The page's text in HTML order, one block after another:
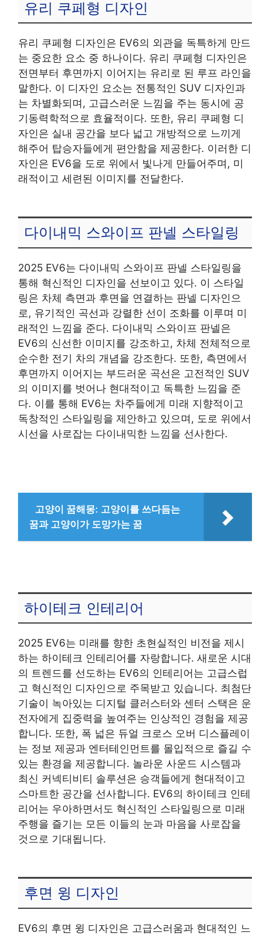
유리 쿠페형 디자인
유리 쿠페형 디자인은 EV6의 외관을 독특하게 만드
는 중요한 요소 중 하나이다. 유리 쿠페형 디자인은
전면부터 후면까지 이어지는 유리로 된 루프 라인을
말한다. 이 디자인 요소는 전통적인 SUV 디자인과
는 차별화되며, 고급스러운 느낌을 주는 동시에 공
기동력학적으로 효율적이다. 또한, 유리 쿠페형 디
자인은 실내 공간을 보다 넓고 개방적으로 느끼게
해주어 탑승자들에게 편안함을 제공한다. 이러한 디
자인은 EV6을 도로 위에서 빛나게 만들어주며, 미
래적이고 세련된 이미지를 전달한다.
다이내믹 스와이프 판넬 스타일링
2025 EV6는 다이내믹 스와이프 판넬 스타일링을
통해 혁신적인 디자인을 선보이고 있다. 이 스타일
링은 차체 측면과 후면을 연결하는 판넬 디자인으
로, 유기적인 곡선과 강렬한 선이 조화를 이루며 미
래적인 느낌을 준다. 다이내믹 스와이프 판넬은
EV6의 신선한 이미지를 강조하고, 차체 전체적으로
순수한 전기 차의 개념을 강조한다. 또한, 측면에서
후면까지 이어지는 부드러운 곡선은 고전적인 SUV
의 이미지를 벗어나 현대적이고 독특한 느낌을 준
다. 이를 통해 EV6는 차주들에게 미래 지향적이고
독창적인 스타일링을 제안하고 있으며, 도로 위에서
시선을 사로잡는 다이내믹한 느낌을 선사한다.
고양이 꿈해몽: 고양이를 쓰다듬는
꿈과 고양이가 도망가는 꿈
하이테크 인테리어
2025 EV6는 미래를 향한 초현실적인 비전을 제시
하는 하이테크 인테리어를 자랑합니다. 새로운 시대
의 트렌드를 선도하는 EV6의 인테리어는 고급스럽
고 혁신적인 디자인으로 주목받고 있습니다. 최첨단
기술이 녹아있는 디지털 클러스터와 센터 스택은 운
전자에게 집중력을 높여주는 인상적인 경험을 제공
합니다. 또한, 폭 넓은 듀얼 크로스 오버 디스플레이
는 정보 제공과 엔터테인먼트를 몰입적으로 즐길 수
있는 환경을 제공합니다. 놀라운 사운드 시스템과
최신 커넥티비티 솔루션은 승객들에게 현대적이고
스마트한 공간을 선사합니다. EV6의 하이테크 인테
리어는 우아하면서도 혁신적인 스타일링으로 미래
주행을 즐기는 모든 이들의 눈과 마음을 사로잡을
것으로 기대됩니다.
후면 윙 디자인
EV6의 후면 윙 디자인은 고급스러움과 현대적인 느